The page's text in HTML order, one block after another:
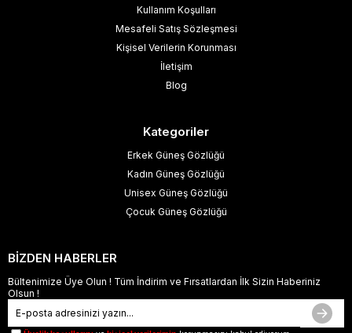
Kullanım Koşulları
Mesafeli Satış Sözleşmesi
Kişisel Verilerin Korunması
İletişim
Blog
Kategoriler
Erkek Güneş Gözlüğü
Kadın Güneş Gözlüğü
Unisex Güneş Gözlüğü
Çocuk Güneş Gözlüğü
BİZDEN HABERLER
Bültenimize Üye Olun ! Tüm İndirim ve Fırsatlardan İlk Sizin Haberiniz
Olsun !